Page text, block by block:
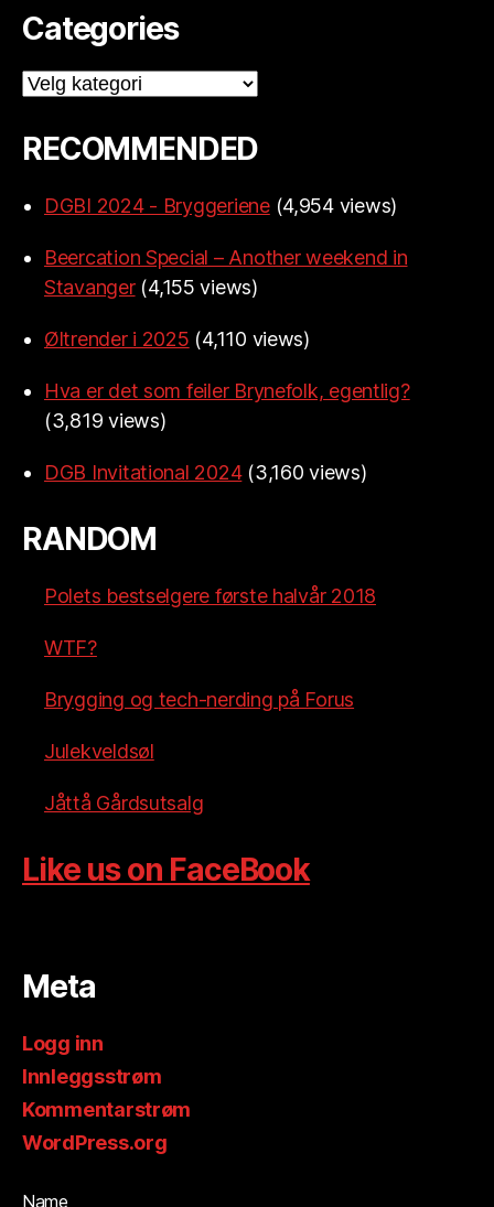
Categories
Categories
RECOMMENDED
DGBI 2024 - Bryggeriene (4,954 views)
Beercation Special – Another weekend in
Stavanger (4,155 views)
Øltrender i 2025 (4,110 views)
Hva er det som feiler Brynefolk, egentlig?
(3,819 views)
DGB Invitational 2024 (3,160 views)
RANDOM
Polets bestselgere første halvår 2018
WTF?
Brygging og tech-nerding på Forus
Julekveldsøl
Jåttå Gårdsutsalg
Like us on FaceBook
Meta
Logg inn
Innleggsstrøm
Kommentarstrøm
WordPress.org
Name